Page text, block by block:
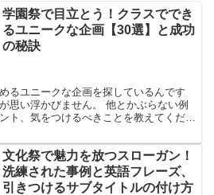
学園祭で目立とう！クラスででき
るユニークな企画【30選】と成功
の秘訣
るユニークな企画を探しているんです
思い浮かびません。 他とかぶらない例
ト、気をつけるべきことを教えてくださ
文化祭で魅力を放つスローガン！
洗練された事例と英語フレーズ、
引きつけるサブタイトルの付け方